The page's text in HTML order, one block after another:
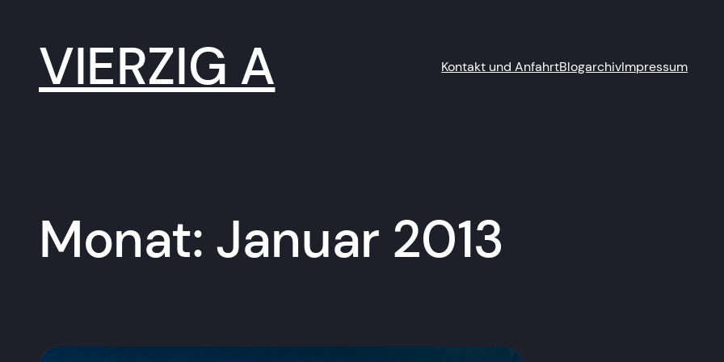
VIERZIG A Kontakt und AnfahrtBlogarchivImpressum
Monat: Januar 2013